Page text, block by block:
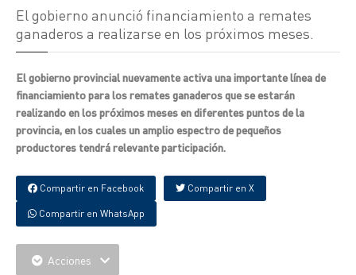
El gobierno anunció financiamiento a remates
ganaderos a realizarse en los próximos meses.
El gobierno provincial nuevamente activa una importante línea de
financiamiento para los remates ganaderos que se estarán
realizando en los próximos meses en diferentes puntos de la
provincia, en los cuales un amplio espectro de pequeños
productores tendrá relevante participación.
Compartir en Facebook Compartir en X
Compartir en WhatsApp
Acciones